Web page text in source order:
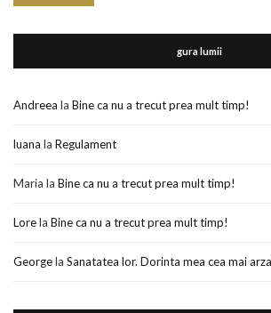
gura lumii
Andreea la Bine ca nu a trecut prea mult timp!
luana la Regulament
Maria la Bine ca nu a trecut prea mult timp!
Lorela Bine ca nu a trecut prea mult timp!
Georgela Sanatatea lor. Dorinta mea cea mai